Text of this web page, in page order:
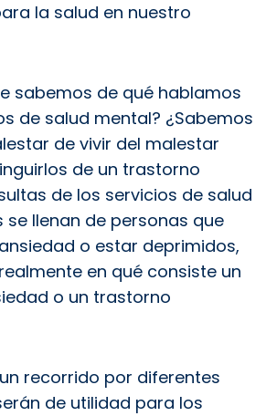
la salud en nuestro
sabemos de qué hablamos
de salud mental? ¿Sabemos
de vivir del malestar
de un trastorno
de los servicios de salud
llenan de personas que
o estar deprimidos,
en qué consiste un
o un trastorno
recorrido por diferentes
de utilidad para los